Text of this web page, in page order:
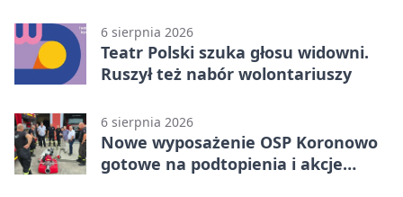
6 sierpnia 2026
Teatr Polski szuka głosu widowni.
Ruszył też nabór wolontariuszy
6 sierpnia 2026
Nowe wyposażenie OSP Koronowo
gotowe na podtopienia i akcje